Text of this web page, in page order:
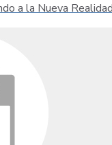
a la Nueva